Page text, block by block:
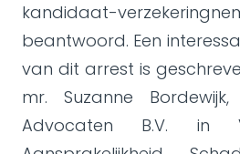
kandidaat-
beantwoord. Een
van dit arrest is
mr. Suzanne
Advocaten B.V. in